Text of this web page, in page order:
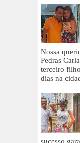
Nossa
Pedras
terceiro
dias na
sucesso